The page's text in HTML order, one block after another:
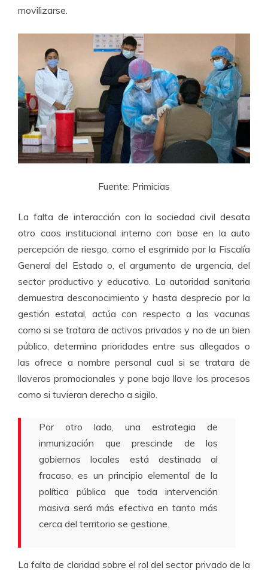
movilizarse.
Fuente: Primicias
La falta de interacción con la sociedad civil desata
otro caos institucional interno con base en la auto
percepción de riesgo, como el esgrimido por la Fiscalía
General del Estado o, el argumento de urgencia, del
sector productivo y educativo. La autoridad sanitaria
demuestra desconocimiento y hasta desprecio por la
gestión estatal, actúa con respecto a las vacunas
como si se tratara de activos privados y no de un bien
público, determina prioridades entre sus allegados o
las ofrece a nombre personal cual si se tratara de
llaveros promocionales y pone bajo llave los procesos
como si tuvieran derecho a sigilo.
Por otro lado, una estrategia de
inmunización que prescinde de los
gobiernos locales está destinada al
fracaso, es un principio elemental de la
política pública que toda intervención
masiva será más efectiva en tanto más
cerca del territorio se gestione.
La falta de claridad sobre el rol del sector privado de la